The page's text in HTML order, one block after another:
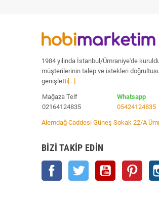
1984 yılında İstanbul/Ümraniye'de
müşterilerinin talep ve istekleri
genişletti [...]
Mağaza Telf
02164124835
Whatsapp
05424124835
Alemdağ Caddesi Güneş Sokak 22/A
BIZI TAKIP EDIN
Facebook Twitter YouTube